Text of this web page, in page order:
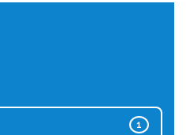
1